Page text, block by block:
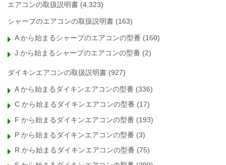
エアコンの取扱説明書 (4,323)
シャープのエアコンの取扱説明書 (163)
A から始まるシャープのエアコンの型番 (160)
J から始まるシャープのエアコンの型番 (2)
ダイキンエアコンの取扱説明書 (927)
A から始まるダイキンエアコンの型番 (336)
C から始まるダイキンエアコンの型番 (17)
F から始まるダイキンエアコンの型番 (193)
P から始まるダイキンエアコンの型番 (3)
R から始まるダイキンエアコンの型番 (75)